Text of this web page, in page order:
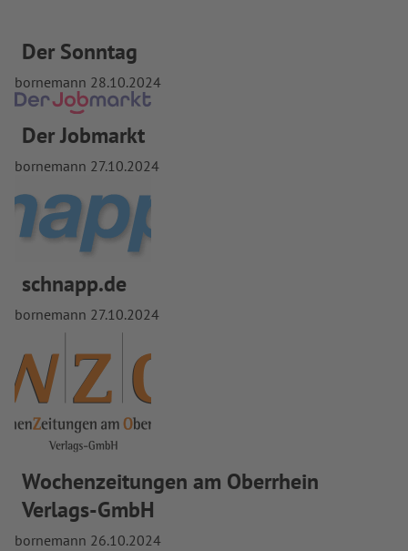
Der Sonntag
bornemann 28.10.2024
Der Jobmarkt
bornemann 27.10.2024
schnapp.de
bornemann 27.10.2024
Wochenzeitungen am Oberrhein
Verlags-GmbH
bornemann 26.10.2024